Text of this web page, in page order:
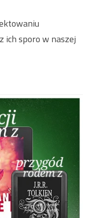
ich sporow naszej